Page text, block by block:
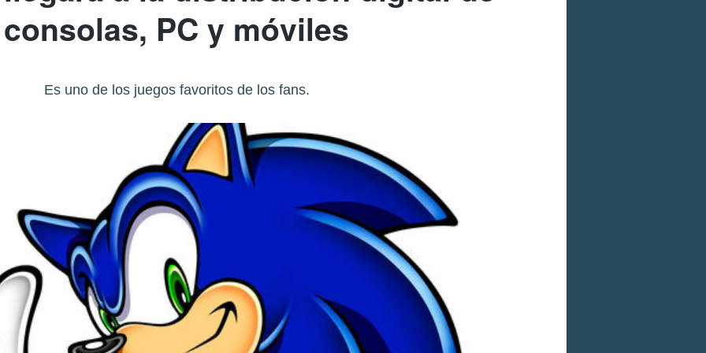
consolas, PC y móviles
Es uno de los juegos favoritos de los fans.